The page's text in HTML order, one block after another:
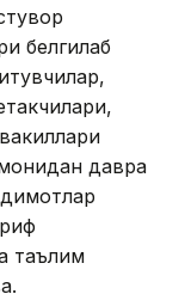
белгилаб
давра
таълим